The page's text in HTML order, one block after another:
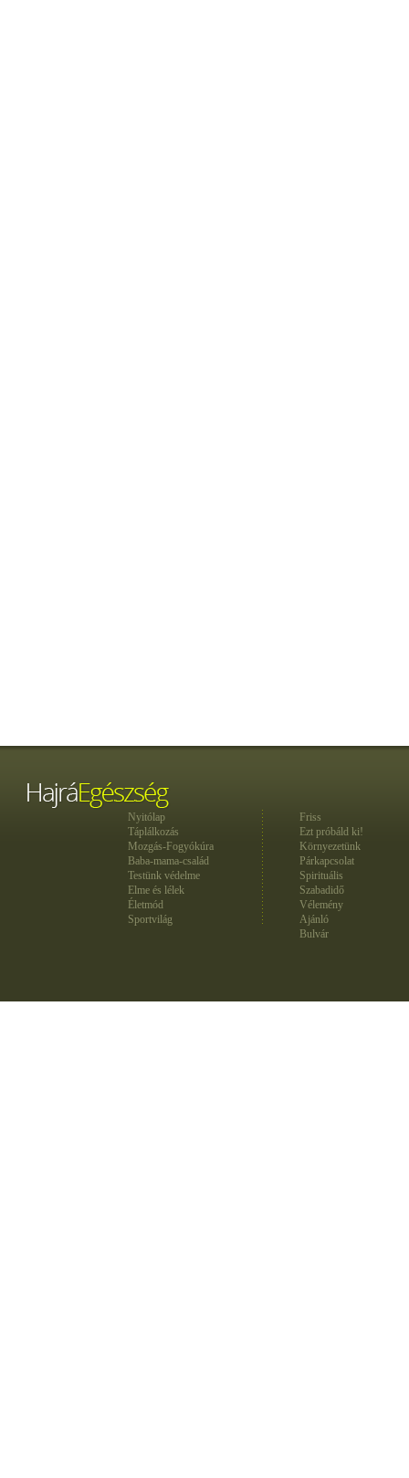
Nyitólap
Táplálkozás
Mozgás-Fogyókúra
Baba-mama-család
Testünk védelme
Elme és lélek
Életmód
Sportvilág
Friss
Ezt próbáld ki!
Környezetünk
Párkapcsolat
Spirituális
Szabadidő
Vélemény
Ajánló
Bulvár